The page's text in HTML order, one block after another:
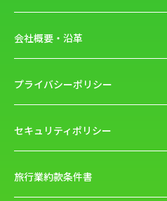
会社概要・沿革
プライバシーポリシー
セキュリティポリシー
旅行業約款条件書